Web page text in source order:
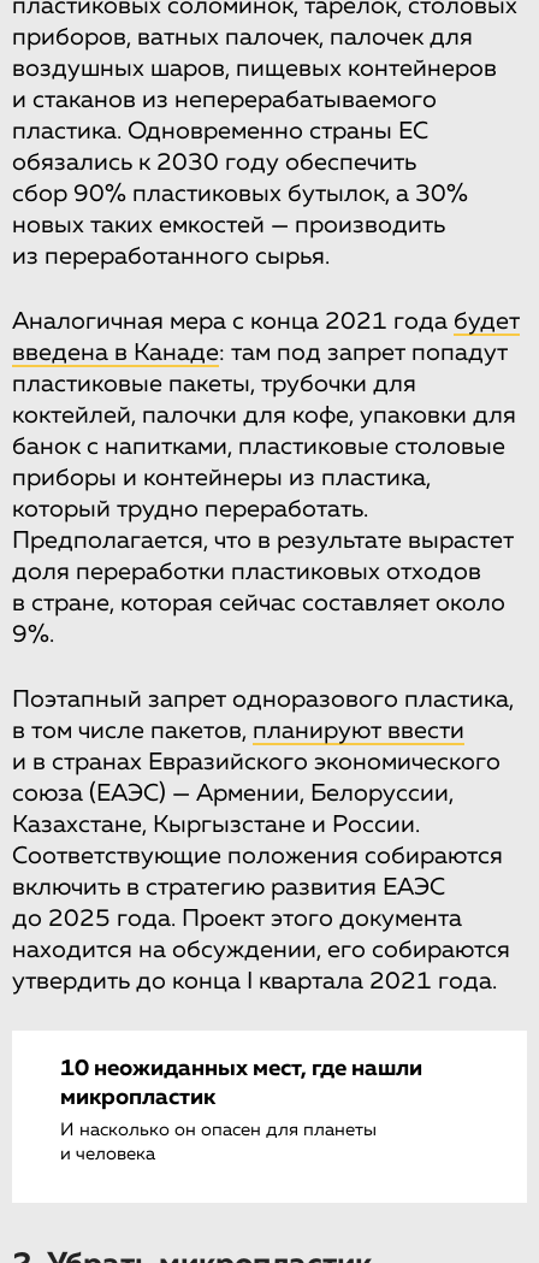
пластиковых соломинок, тарелок, столовых
приборов, ватных палочек, палочек для
воздушных шаров, пищевых контейнеров
и стаканов из неперерабатываемого
пластика. Одновременно страны ЕС
обязались к 2030 году обеспечить
сбор 90% пластиковых бутылок, а 30%
новых таких емкостей — производить
из переработанного сырья.
Аналогичная мера с конца 2021 года будет
введена в Канаде: там под запрет попадут
пластиковые пакеты, трубочки для
коктейлей, палочки для кофе, упаковки для
банок с напитками, пластиковые столовые
приборы и контейнеры из пластика,
который трудно переработать.
Предполагается, что в результате вырастет
доля переработки пластиковых отходов
в стране, которая сейчас составляет около
9%.
Поэтапный запрет одноразового пластика,
в том числе пакетов, планируют ввести
и в странах Евразийского экономического
союза (ЕАЭС) — Армении, Белоруссии,
Казахстане, Кыргызстане и России.
Соответствующие положения собираются
включить в стратегию развития ЕАЭС
до 2025 года. Проект этого документа
находится на обсуждении, его собираются
утвердить до конца I квартала 2021 года.
10 неожиданных мест, где нашли
микропластик
И насколько он опасен для планеты
и человека